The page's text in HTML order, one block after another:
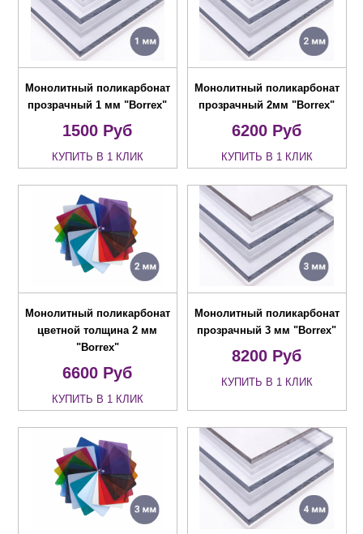
Монолитный поликарбонат
прозрачный 1 мм "Borrex"
1500 Руб
КУПИТЬ В 1 КЛИК
Монолитный поликарбонат
прозрачный 2мм "Borrex"
6200 Руб
КУПИТЬ В 1 КЛИК
Монолитный поликарбонат
цветной толщина 2 мм
"Borrex"
6600 Руб
КУПИТЬ В 1 КЛИК
Монолитный поликарбонат
прозрачный 3 мм "Borrex"
8200 Руб
КУПИТЬ В 1 КЛИК